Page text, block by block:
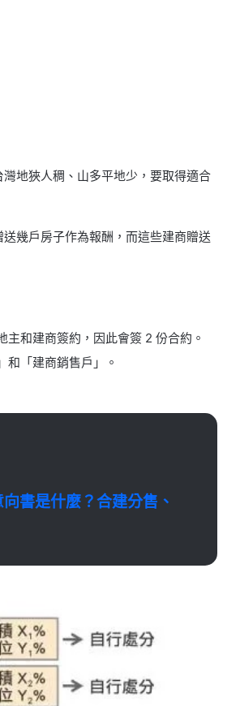
地狹人稠、山多平地少，要取得適合
幾戶房子作為報酬，而這些建商贈送
和建商簽約，因此會簽 2 份合約。
「建商銷售戶」。
書是什麼？合建分售、